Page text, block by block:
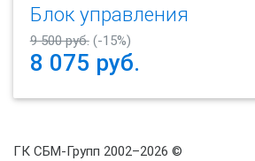
Блок управления
9 500 руб.(-15%)
8 075 руб.
ГК СБМ-Групп 2002–2026 ©